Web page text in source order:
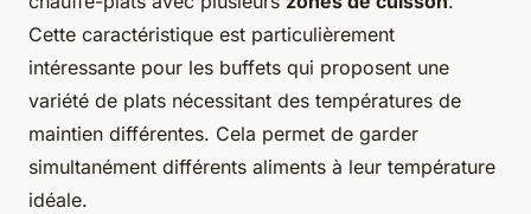
Cette caractéristique est particulièrement
intéressante pour les buffets qui proposent une
variété de plats nécessitant des températures de
maintien différentes. Cela permet de garder
simultanément différents aliments à leur température
idéale.